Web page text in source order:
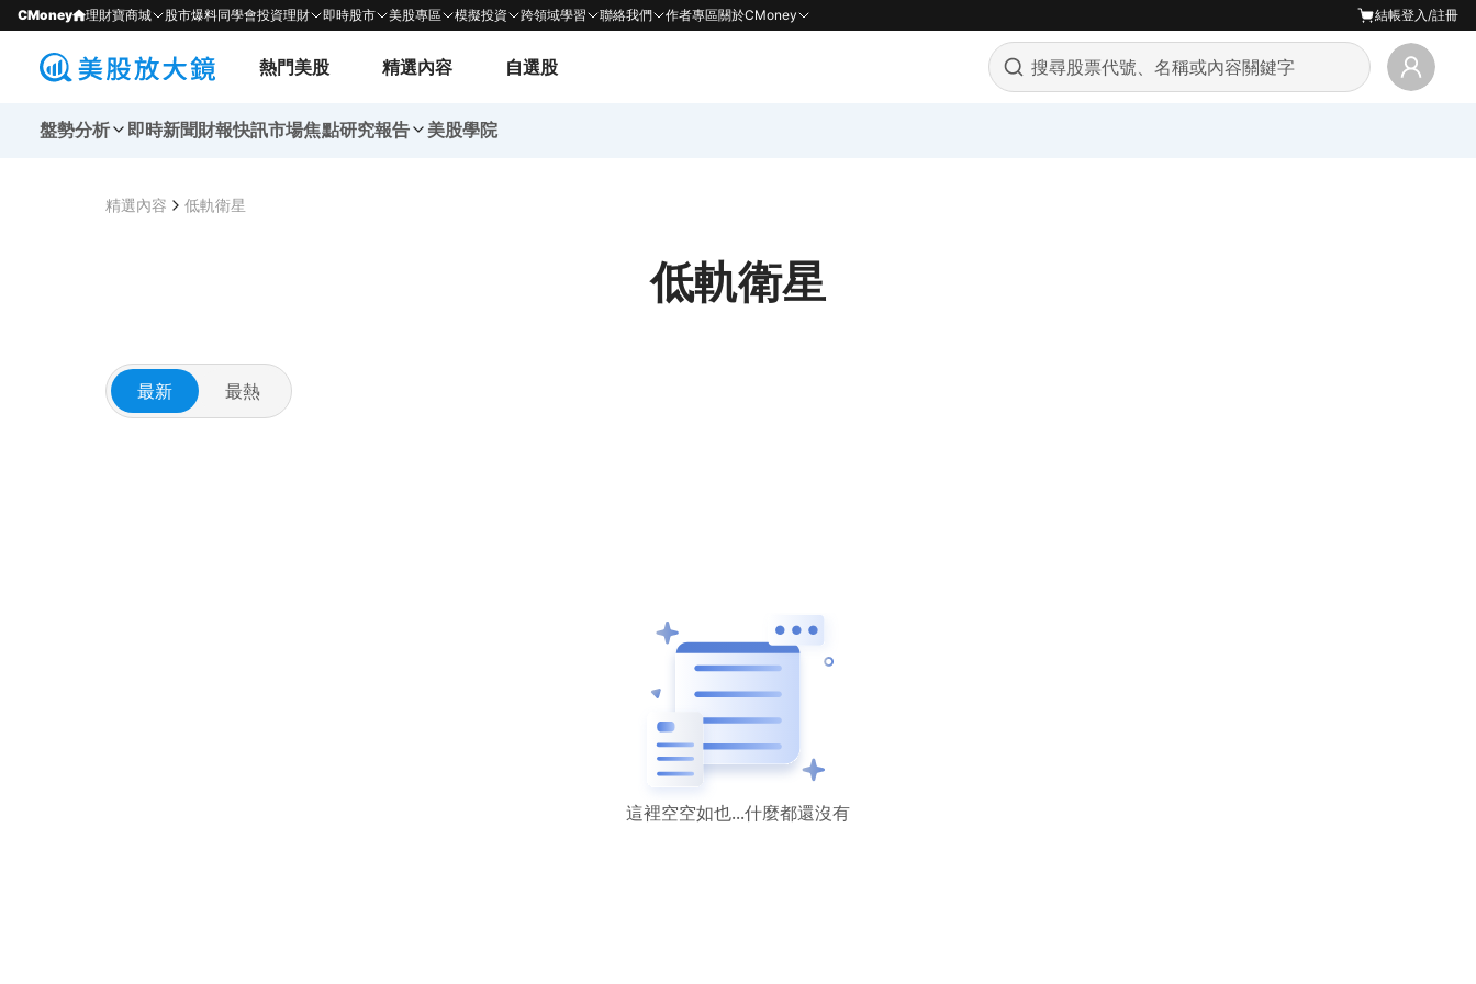
CMoney 理財寶商城 股市爆料同學會投資理財 即時股市 美股專區 模擬投資 跨領域學習 聯絡我們 作者專區關於CMoney 結帳登入/註冊
熱門美股 精選內容 自選股
盤勢分析 即時新聞財報快訊市場焦點研究報告 美股學院
精選內容 低軌衛星
低軌衛星
最新 最熱
這裡空空如也...什麼都還沒有